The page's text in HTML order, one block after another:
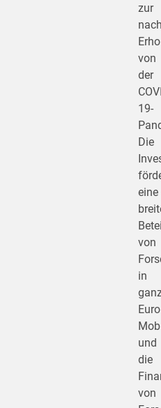
zur
von
der
19-
Die
eine
von
in
und
die
von